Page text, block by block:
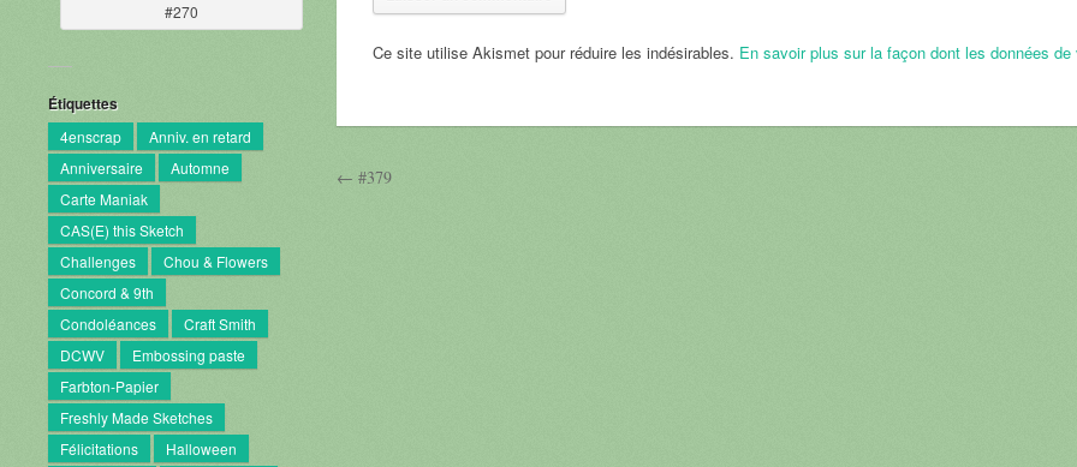
#270
Étiquettes
4enscrap
Anniv. en retard
Anniversaire
Automne
Carte Maniak
CAS(E) this Sketch
Challenges
Chou & Flowers
Concord & 9th
Condoléances
Craft Smith
DCWV
Embossing paste
Farbton-Papier
Freshly Made Sketches
Félicitations
Halloween
Ce site utilise Akismet pour réduire les indésirables. En savoir plus sur la façon dont les données
← #379